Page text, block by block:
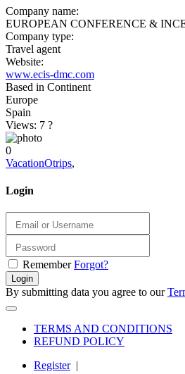
Company name:
EUROPEAN CONFERENCE &
Company type:
Travel agent
Website:
www.ecis-dmc.com
Based in Continent
Europe
Spain
Views: 7 ?
0
VacationOtrips,
Login
Remember Forgot?
Login
By submitting data you agree to our
TERMS AND CONDITIONS
REFUND POLICY
Register|